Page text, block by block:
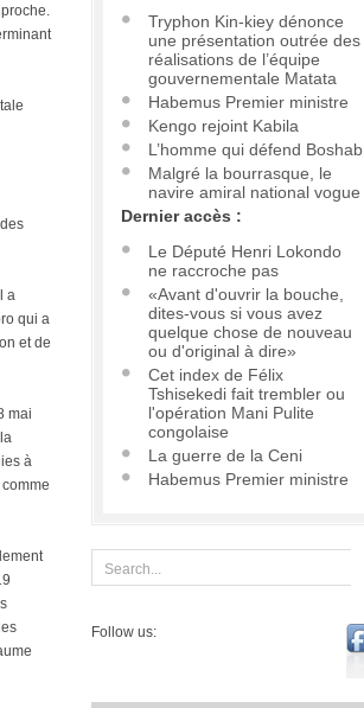
a
qui a
et de
mai
à
Tryphon Kin-kiey dénonce
une présentation outrée des
réalisations de l’équipe
gouvernementale Matata
Habemus Premier ministre
Kengo rejoint Kabila
L’homme qui défend Boshab
Malgré la bourrasque, le
navire amiral national vogue
Dernier accès :
Le Député Henri Lokondo
ne raccroche pas
«Avant d'ouvrir la bouche,
dites-vous si vous avez
quelque chose de nouveau
ou d'original à dire»
Cet index de Félix
Tshisekedi fait trembler ou
l'opération Mani Pulite
congolaise
La guerre de la Ceni
Habemus Premier ministre
Follow us: